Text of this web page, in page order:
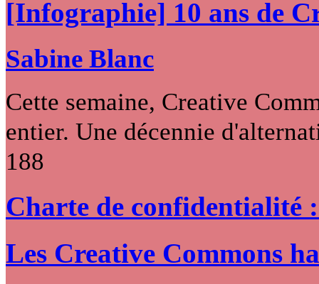
[Infographie] 10 ans de
Sabine Blanc
Cette semaine, Creative
entier. Une décennie
188
Charte de confidentialité
Les Creative Commons